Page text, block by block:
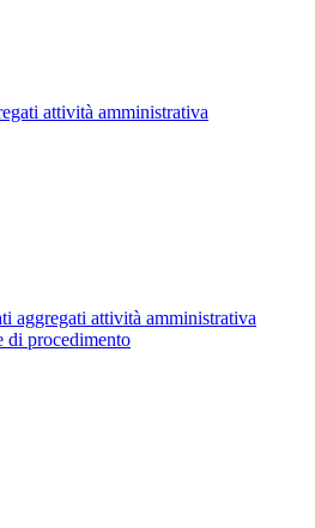
attività amministrativa
aggregati attività amministrativa
di procedimento